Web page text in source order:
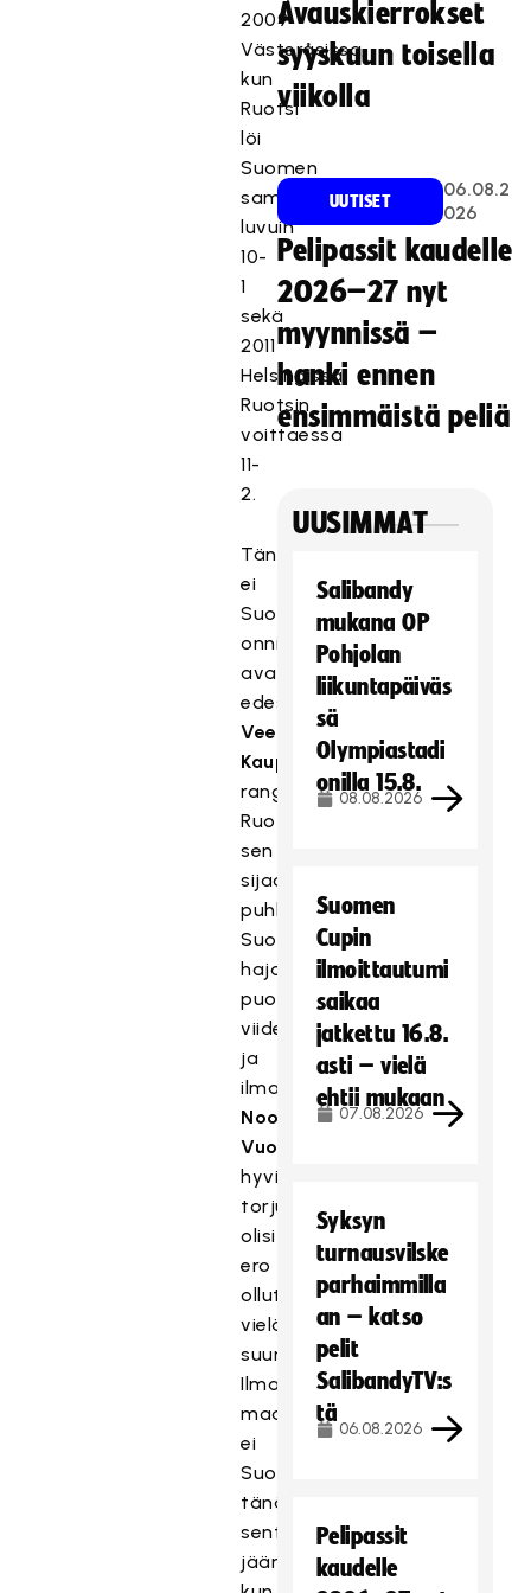
2009
Västeråsissa,
kun
Ruotsi
löi
Suomen
samoin
luvuin
10-
1
sekä
2011
Helsingissä
Ruotsin
voittaessa
11-
2.
Tänään
ei
Suomelta
onnistunut
avauserässä
edes
Veera
Kaupin
rangaistuslaukaus.
Ruotsi
sen
sijaan
puhkoi
Suomen
hajanaisen
puolustuksen
viidesti,
ja
ilman
Noora
Vuorelan
hyviä
torjuntoja
olisi
ero
ollut
vielä
suurempi.
Ilman
maalia
ei
Suomi
tänään
sentään
jäänyt,
Avauskierrokset
syyskuun toisella
viikolla
UUTISET
06.08.2
026
Pelipassit kaudelle
2026–27 nyt
myynnissä –
hanki ennen
ensimmäistä peliä
UUSIMMAT
Salibandy
mukana OP
Pohjolan
liikuntapäiväs
sä
Olympiastadi
onilla 15.8.
08.08.2026
Suomen
Cupin
ilmoittautumi
saikaa
jatkettu 16.8.
asti – vielä
ehtii mukaan
07.08.2026
Syksyn
turnausvilske
parhaimmilla
an – katso
pelit
SalibandyTV:s
tä
06.08.2026
Pelipassit
kaudelle